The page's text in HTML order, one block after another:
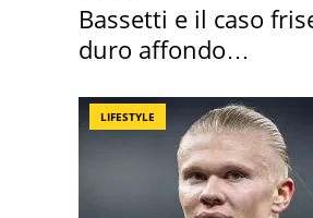
Bassetti e il caso
duro affondo
LIFESTYLE